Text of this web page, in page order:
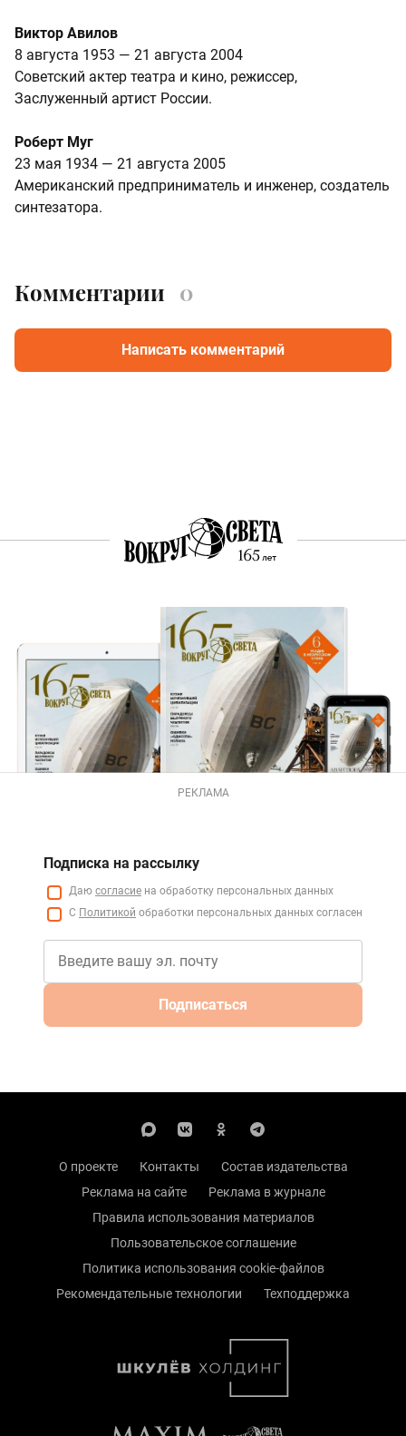
Виктор Авилов
8 августа 1953 — 21 августа 2004
Советский актер театра и кино, режиссер,
Заслуженный артист России.
Роберт Муг
23 мая 1934 — 21 августа 2005
Американский предприниматель и инженер, создатель
синтезатора.
Комментарии 0
Написать комментарий
РЕКЛАМА
Подписка на рассылку
Даю согласие на обработку персональных данных
С Политикой обработки персональных данных согласен
Подписаться
О проекте Контакты
Состав издательства
Реклама на сайте
Реклама в журнале
Правила использования материалов
Пользовательское соглашение
Политика использования cookie-файлов
Рекомендательные технологии
Техподдержка